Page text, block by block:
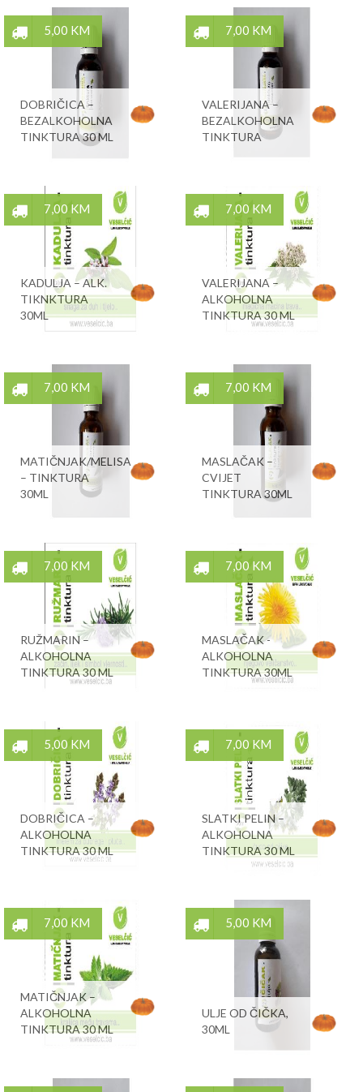
5,00 KM
DOBRIČICA –
BEZALKOHOLNA
TINKTURA 30 ML
7,00 KM
VALERIJANA –
BEZALKOHOLNA
TINKTURA
7,00 KM
KADULJA – ALK.
TIKNKTURA
30ML
7,00 KM
VALERIJANA –
ALKOHOLNA
TINKTURA 30 ML
7,00 KM
MATIČNJAK/MELISA
– TINKTURA
30ML
7,00 KM
MASLAČAK –
CVIJET
TINKTURA 30ML
7,00 KM
RUŽMARIN –
ALKOHOLNA
TINKTURA 30 ML
7,00 KM
MASLAČAK -
ALKOHOLNA
TINKTURA 30ML
5,00 KM
DOBRIČICA –
ALKOHOLNA
TINKTURA 30 ML
7,00 KM
SLATKI PELIN –
ALKOHOLNA
TINKTURA 30 ML
7,00 KM
MATIČNJAK –
ALKOHOLNA
TINKTURA 30 ML
5,00 KM
ULJE OD ČIČKA,
30ML